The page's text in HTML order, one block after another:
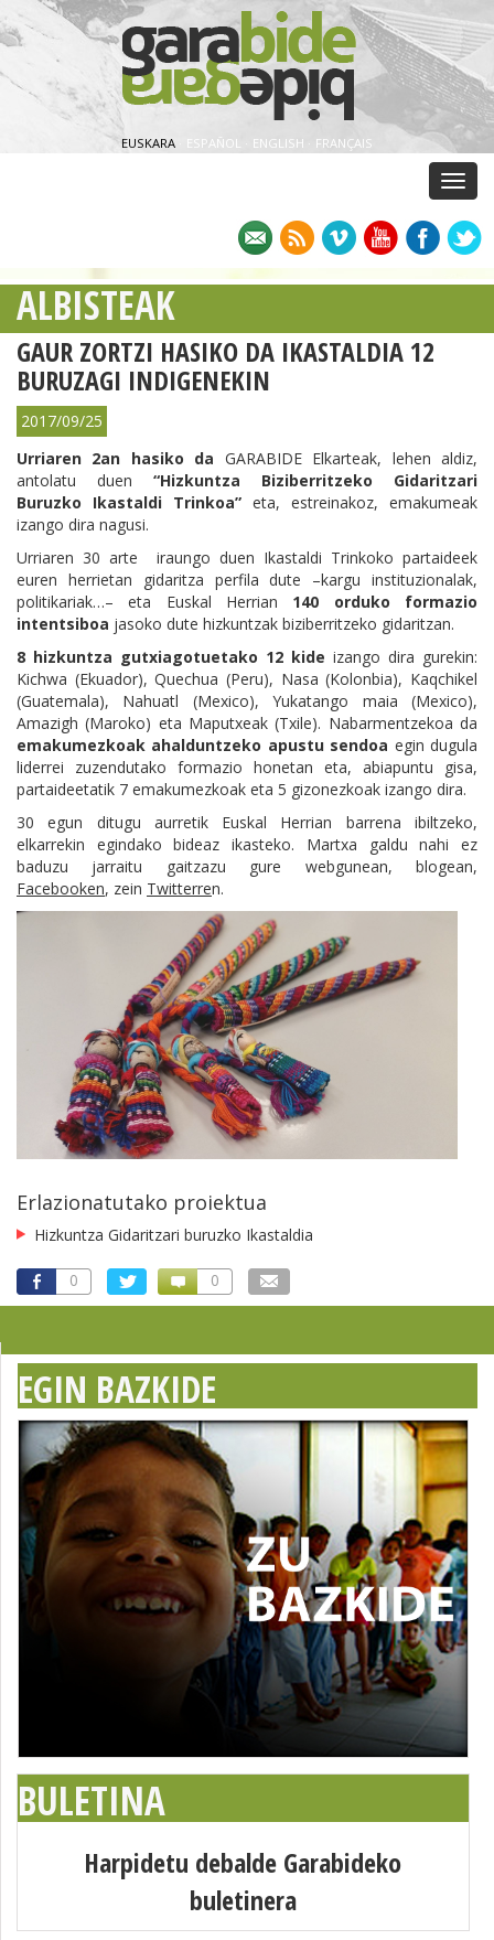
EUSKARA ESPAÑOL · ENGLISH · FRANÇAIS
ALBISTEAK
GAUR ZORTZI HASIKO DA IKASTALDIA 12
BURUZAGI INDIGENEKIN
2017/09/25
Urriaren 2an hasiko da GARABIDE Elkarteak, lehen aldiz,
antolatu duen “Hizkuntza Biziberritzeko Gidaritzari
Buruzko Ikastaldi Trinkoa” eta, estreinakoz, emakumeak
izango dira nagusi.
Urriaren 30 arte iraungo duen Ikastaldi Trinkoko partaideek
euren herrietan gidaritza perfila dute –kargu instituzionalak,
politikariak…– eta Euskal Herrian 140 orduko formazio
intentsiboa jasoko dute hizkuntzak biziberritzeko gidaritzan.
8 hizkuntza gutxiagotuetako 12 kide izango dira gurekin:
Kichwa (Ekuador), Quechua (Peru), Nasa (Kolonbia), Kaqchikel
(Guatemala), Nahuatl (Mexico), Yukatango maia (Mexico),
Amazigh (Maroko) eta Maputxeak (Txile). Nabarmentzekoa da
emakumezkoak ahalduntzeko apustu sendoa egin dugula
liderrei zuzendutako formazio honetan eta, abiapuntu gisa,
partaideetatik 7 emakumezkoak eta 5 gizonezkoak izango dira.
30 egun ditugu aurretik Euskal Herrian barrena ibiltzeko,
elkarrekin egindako bideaz ikasteko. Martxa galdu nahi ez
baduzu jarraitu gaitzazu gure webgunean, blogean,
Facebooken, zein Twitterren.
Erlazionatutako proiektua
Hizkuntza Gidaritzari buruzko Ikastaldia
0 0
EGIN BAZKIDE
BULETINA
Harpidetu debalde Garabideko
buletinera